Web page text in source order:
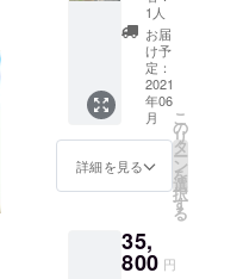
リター
ンは
2021年
6月から
順次お
届けを
開始し
ます。
※日本酒
ンは20
歳未満
込み）
※要冷蔵
の商品
となり
ます。
※配送日
指定は
できま
せん。
更はご
対応い
成でき
ます）
◎御稲
プライ
マル
「358」
×6袋 ※
指定住
所へ発
（送料
込み）
感謝を
込めた
御礼の
お手紙
◎358研
究会
会員証
（応援
してく
ださる
は358研
究員で
す！）
1人
お届
け予
定：
2021
年06
月
詳細を見る
こ
の
リ
タ
ー
ン
を
選
択
す
る
35,
800 円